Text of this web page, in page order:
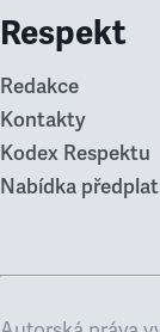
Respekt
Redakce
Kontakty
Kodex Respektu
Nabídka